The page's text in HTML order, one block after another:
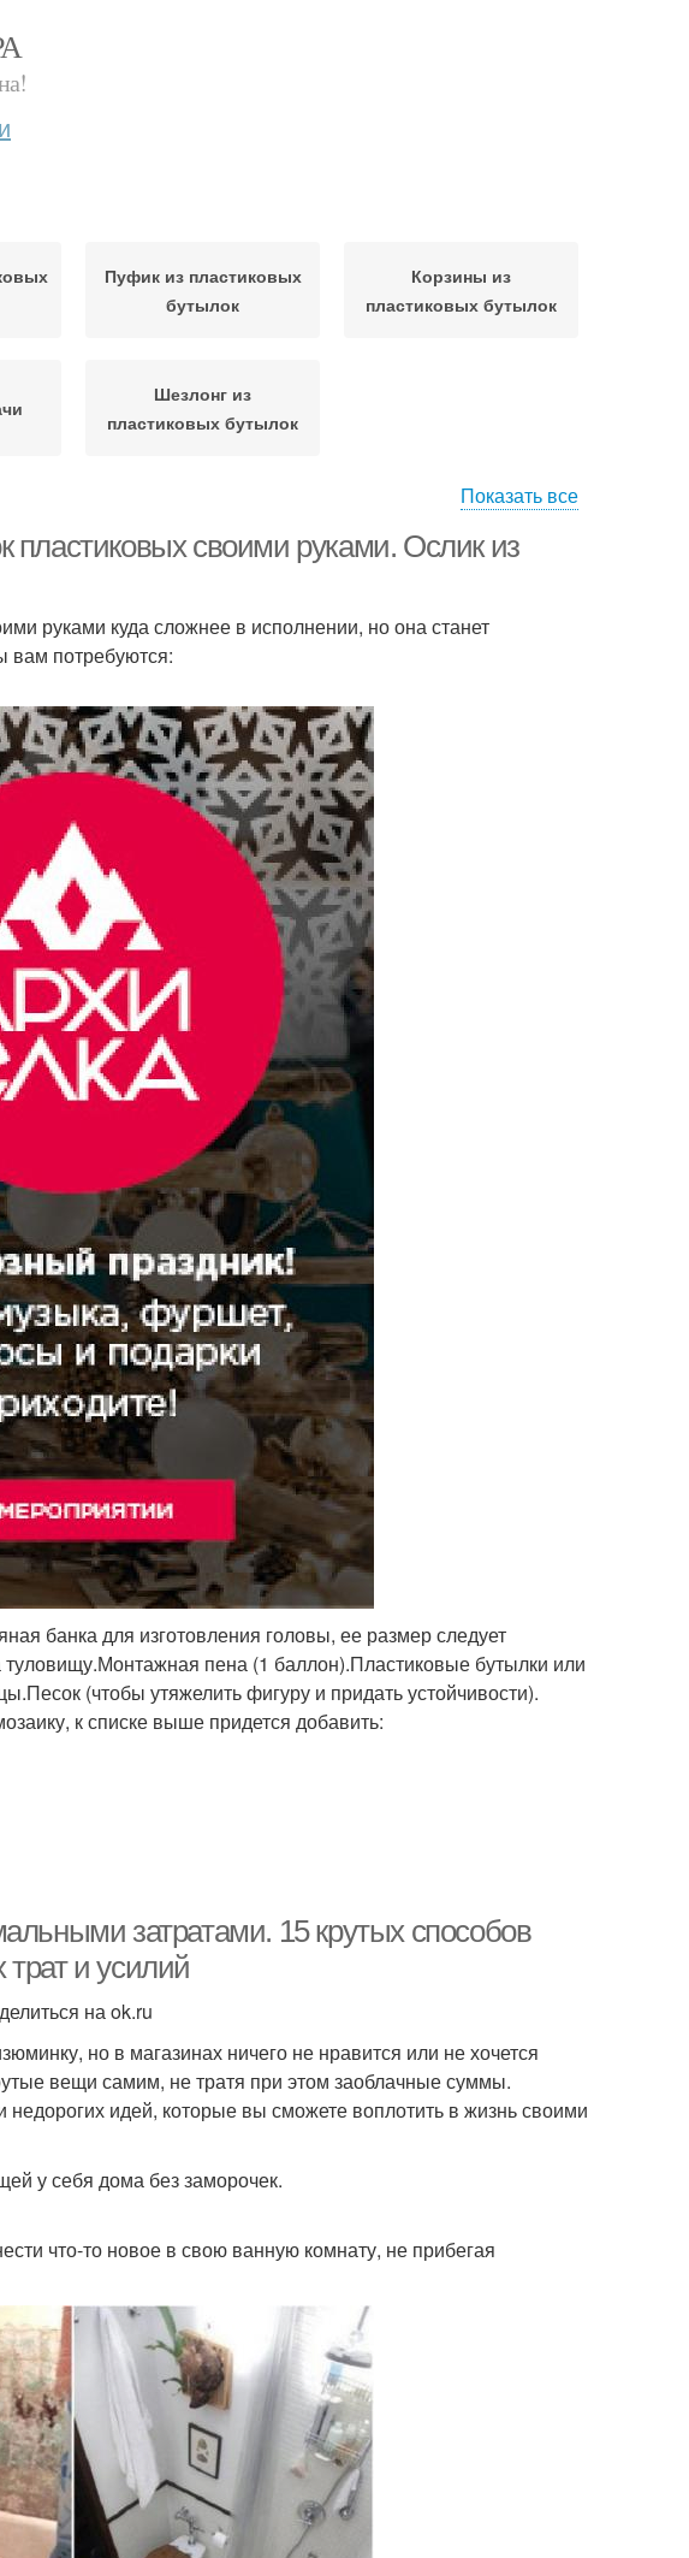
Пуфик из пластиковых
бутылок
Корзины из
пластиковых бутылок
Шезлонг из
пластиковых бутылок
Показать все
пластиковых своими руками. Ослик из
руками куда сложнее в исполнении, но она станет
потребуются:
банка для изготовления головы, ее размер следует
пена (1 баллон).Пластиковые бутылки или
(чтобы утяжелить фигуру и придать устойчивости).
к списке выше придется добавить:
затратами. 15 крутых способов
и усилий
на ok.ru
но в магазинах ничего не нравится или не хочется
вещи самим, не тратя при этом заоблачные суммы.
идей, которые вы сможете воплотить в жизнь своими
у себя дома без заморочек.
что-то новое в свою ванную комнату, не прибегая